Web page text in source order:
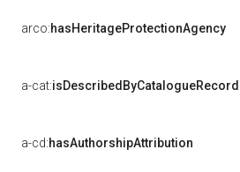
arco:hasHeritageProtectionAgency
a-cat:isDescribedByCatalogueRecord
a-cd:hasAuthorshipAttribution